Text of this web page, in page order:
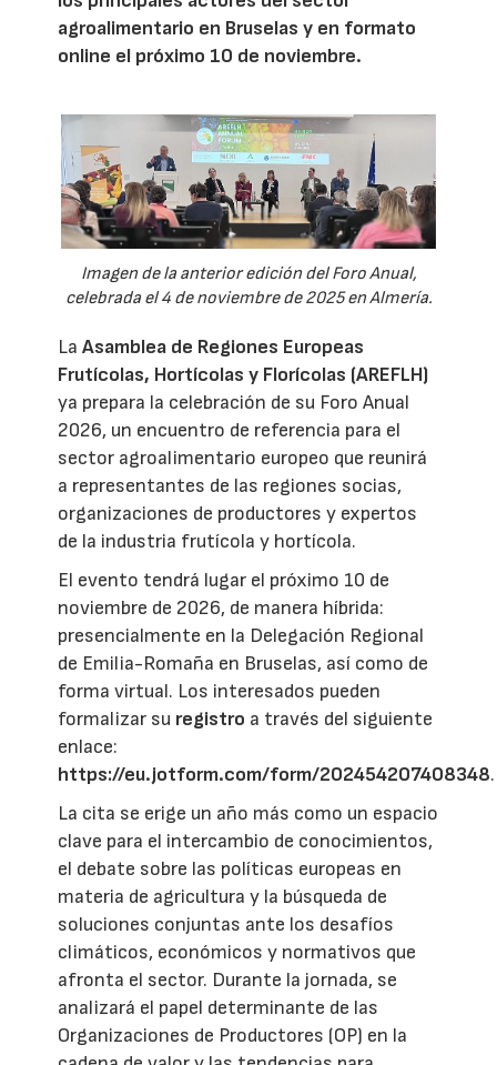
agroalimentario en Bruselas y en formato
online el próximo 10 de noviembre.
Imagen de la anterior edición del Foro Anual,
celebrada el 4 de noviembre de 2025 en Almería.
LaAsamblea de Regiones Europeas
Frutícolas, Hortícolas y Florícolas (AREFLH)
ya prepara la celebración de su Foro Anual
2026, un encuentro de referencia para el
sector agroalimentario europeo que reunirá
a representantes de las regiones socias,
organizaciones de productores y expertos
de la industria frutícola y hortícola.
El evento tendrá lugar el próximo 10 de
noviembre de 2026, de manera híbrida:
presencialmente en la Delegación Regional
de Emilia-Romaña en Bruselas, así como de
forma virtual. Los interesados pueden
formalizar su registro a través del siguiente
enlace:
https://eu.jotform.com/form/202454207408348.
La cita se erige un año más como un espacio
clave para el intercambio de conocimientos,
el debate sobre las políticas europeas en
materia de agricultura y la búsqueda de
soluciones conjuntas ante los desafíos
climáticos, económicos y normativos que
afronta el sector. Durante la jornada, se
analizará el papel determinante de las
Organizaciones de Productores (OP) en la